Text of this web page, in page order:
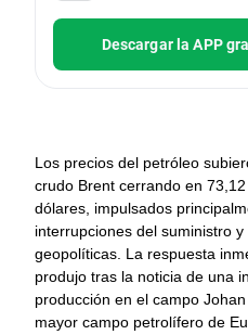
Descargar la APP
Los precios del petróleo
crudo Brent cerrando en
dólares, impulsados
interrupciones del suministro
geopolíticas. La respuesta
produjo tras la noticia de una
producción en el campo
mayor campo petrolífero de